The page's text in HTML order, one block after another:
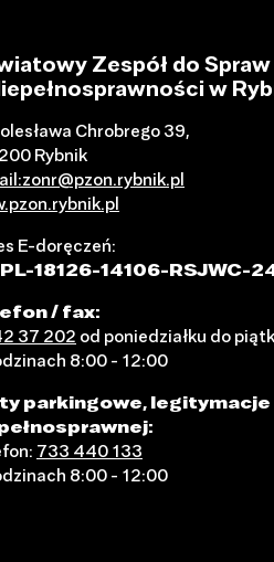
Zespół do Spraw
w
Chrobrego 39,
Rybnik
E-doręczeń:
18126-14106-RSJWC-
/ fax:
37 202 od poniedziałku do
8:00 - 12:00
parkingowe,
733 440 133
8:00 - 12:00